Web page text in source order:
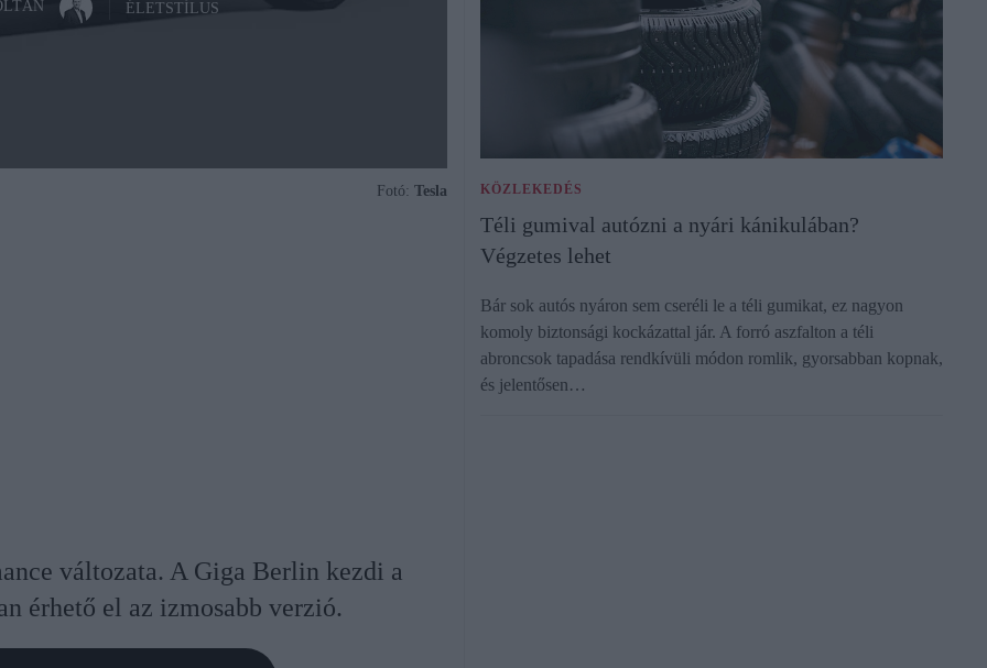
ÉLETSTÍLUS
Fotó: Tesla
változata. A Giga Berlin kezdi a
érhető el az izmosabb verzió.
KÖZLEKEDÉS
Téli gumival autózni a nyári kánikulában?
Végzetes lehet
Bár sok autós nyáron sem cseréli le a téli gumikat, ez nagyon
komoly biztonsági kockázattal jár. A forró aszfalton a téli
abroncsok tapadása rendkívüli módon romlik, gyorsabban kopnak,
és jelentősen…